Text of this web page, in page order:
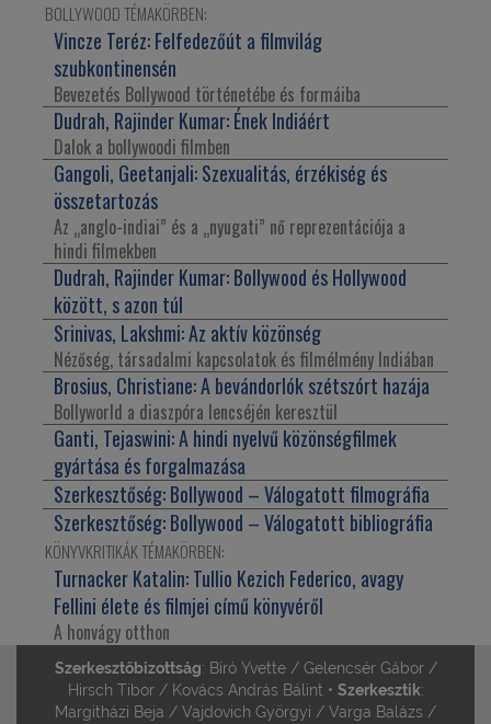
BOLLYWOOD TÉMAKÖRBEN:
Vincze Teréz:Felfedezőút a filmvilág
szubkontinensén
Bevezetés Bollywood történetébe és formáiba
Dudrah, Rajinder Kumar:Ének Indiáért
Dalok a bollywoodi filmben
Gangoli, Geetanjali:Szexualitás, érzékiség és
összetartozás
Az „anglo-indiai” és a „nyugati” nő reprezentációja a
hindi filmekben
Dudrah, Rajinder Kumar:Bollywood és Hollywood
között, s azon túl
Srinivas, Lakshmi:Az aktív közönség
Nézőség, társadalmi kapcsolatok és filmélmény Indiában
Brosius, Christiane:A bevándorlók szétszórt hazája
Bollyworld a diaszpóra lencséjén keresztül
Ganti, Tejaswini:A hindi nyelvű közönségfilmek
gyártása és forgalmazása
Szerkesztőség:Bollywood – Válogatott filmográfia
Szerkesztőség:Bollywood – Válogatott bibliográfia
KÖNYVKRITIKÁK TÉMAKÖRBEN:
Turnacker Katalin:Tullio Kezich Federico, avagy
Fellini élete és filmjei című könyvéről
A honvágy otthon
Szerkesztőbizottság: Bíró Yvette / Gelencsér Gábor /
Hirsch Tibor / Kovács András Bálint • Szerkesztik:
Margitházi Beja / Vajdovich Györgyi / Varga Balázs /